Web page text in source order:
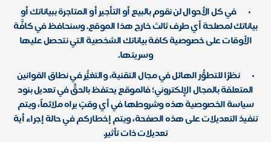
في كل الأحوال لن نقوم بالبيع أو التأجير أو المتاجرة ببياناتك أو
بياناتك لمصلحة أي طرف ثالث خارج هذا الموقع. وسنحافظ في كافَّة
الأوقات على خصوصية كافة بياناتك الشخصية التي نتحصل عليها
وسريتها.
نظرًا للتطوُّر الهائل في مجال التقنية، والتغيُّر في نطاق القوانين
المتعلقة بالمجال الإلكتروني؛ فالموقع يحتفظ بالحقِّ في تعديل بنود
سياسة الخصوصية هذه وشروطها في أي وقتٍ يراه ملائماً، ويتم
تنفيذ التعديلات على هذه الصفحة، ويتم إخطاركم في حالة إجراء أية
تعديلات ذات تأثير.